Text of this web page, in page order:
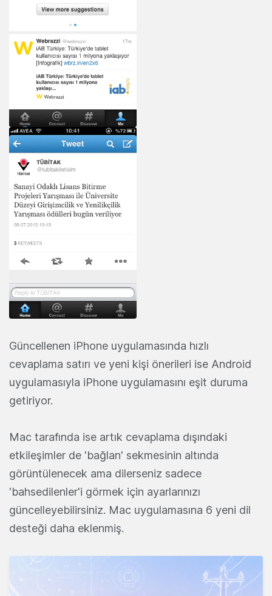
Güncellenen iPhone uygulamasında hızlı
cevaplama satırı ve yeni kişi önerileri ise Android
uygulamasıyla iPhone uygulamasını eşit duruma
getiriyor.
Mac tarafında ise artık cevaplama dışındaki
etkileşimler de 'bağlan' sekmesinin altında
görüntülenecek ama dilerseniz sadece
'bahsedilenler'i görmek için ayarlarınızı
güncelleyebilirsiniz. Mac uygulamasına 6 yeni dil
desteği daha eklenmiş.